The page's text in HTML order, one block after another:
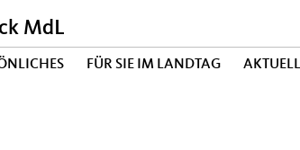
MdL
FÜR SIE IM LANDTAG